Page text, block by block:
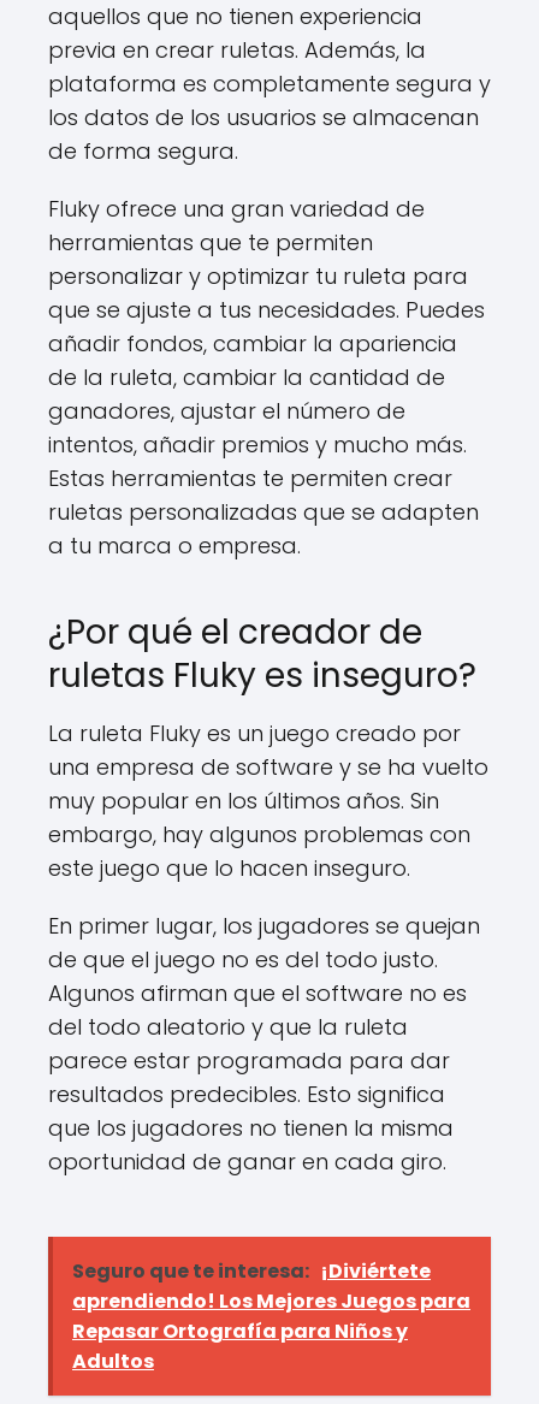
aquellos que no tienen experiencia
previa en crear ruletas. Además, la
plataforma es completamente segura y
los datos de los usuarios se almacenan
de forma segura.
Fluky ofrece una gran variedad de
herramientas que te permiten
personalizar y optimizar tu ruleta para
que se ajuste a tus necesidades. Puedes
añadir fondos, cambiar la apariencia
de la ruleta, cambiar la cantidad de
ganadores, ajustar el número de
intentos, añadir premios y mucho más.
Estas herramientas te permiten crear
ruletas personalizadas que se adapten
a tu marca o empresa.
¿Por qué el creador de
ruletas Fluky es inseguro?
La ruleta Fluky es un juego creado por
una empresa de software y se ha vuelto
muy popular en los últimos años. Sin
embargo, hay algunos problemas con
este juego que lo hacen inseguro.
En primer lugar, los jugadores se quejan
de que el juego no es del todo justo.
Algunos afirman que el software no es
del todo aleatorio y que la ruleta
parece estar programada para dar
resultados predecibles. Esto significa
que los jugadores no tienen la misma
oportunidad de ganar en cada giro.
Seguro que te interesa: ¡Diviértete
aprendiendo! Los Mejores Juegos para
Repasar Ortografía para Niños y
Adultos